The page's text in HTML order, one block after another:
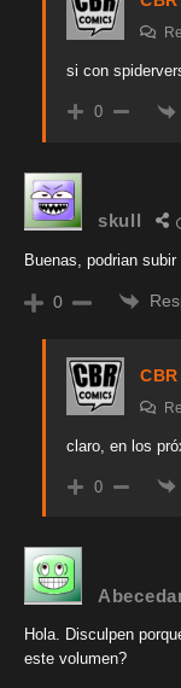
si con
0
skull
Buenas, podrian
0
claro, en los
0
Hola. Disculpen
este volumen?